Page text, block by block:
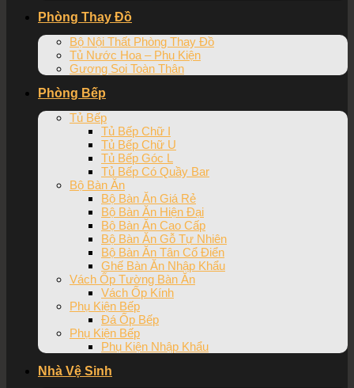
Phòng Thay Đồ
Bộ Nội Thất Phòng Thay Đồ
Tủ Nước Hoa – Phụ Kiện
Gương Soi Toàn Thân
Phòng Bếp
Tủ Bếp
Tủ Bếp Chữ I
Tủ Bếp Chữ U
Tủ Bếp Góc L
Tủ Bếp Có Quầy Bar
Bộ Bàn Ăn
Bộ Bàn Ăn Giá Rẻ
Bộ Bàn Ăn Hiện Đại
Bộ Bàn Ăn Cao Cấp
Bộ Bàn Ăn Gỗ Tự Nhiên
Bộ Bàn Ăn Tân Cổ Điển
Ghế Bàn Ăn Nhập Khẩu
Vách Ốp Tường Bàn Ăn
Vách Ốp Kính
Phụ Kiện Bếp
Đá Ốp Bếp
Phụ Kiện Bếp
Phụ Kiện Nhập Khẩu
Nhà Vệ Sinh